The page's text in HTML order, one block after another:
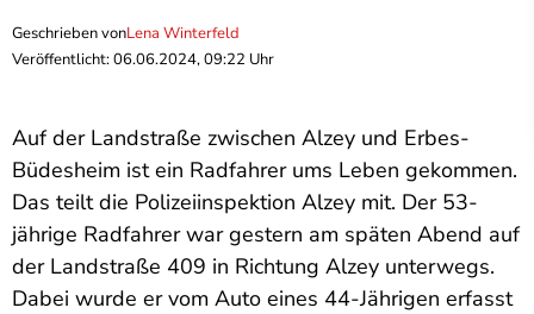
Geschrieben vonLena Winterfeld
Veröffentlicht: 06.06.2024, 09:22 Uhr
Auf der Landstraße zwischen Alzey und Erbes-
Büdesheim ist ein Radfahrer ums Leben gekommen.
Das teilt die Polizeiinspektion Alzey mit. Der 53-
jährige Radfahrer war gestern am späten Abend auf
der Landstraße 409 in Richtung Alzey unterwegs.
Dabei wurde er vom Auto eines 44-Jährigen erfasst